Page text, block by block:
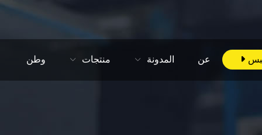
وطن منتجات المدونة عن